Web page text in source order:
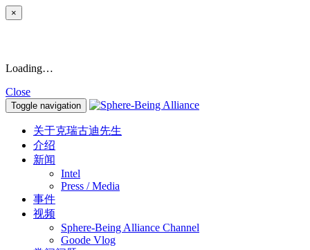
×
Loading…
Close
Toggle navigation
关于克瑞古迪先生
介绍
新闻
Intel
Press / Media
事件
视频
Sphere-Being Alliance Channel
Goode Vlog